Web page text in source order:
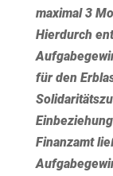
maximal 3
Hierdurch
für den
Finanzamt